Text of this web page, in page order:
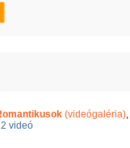
(videógaléria),
videó